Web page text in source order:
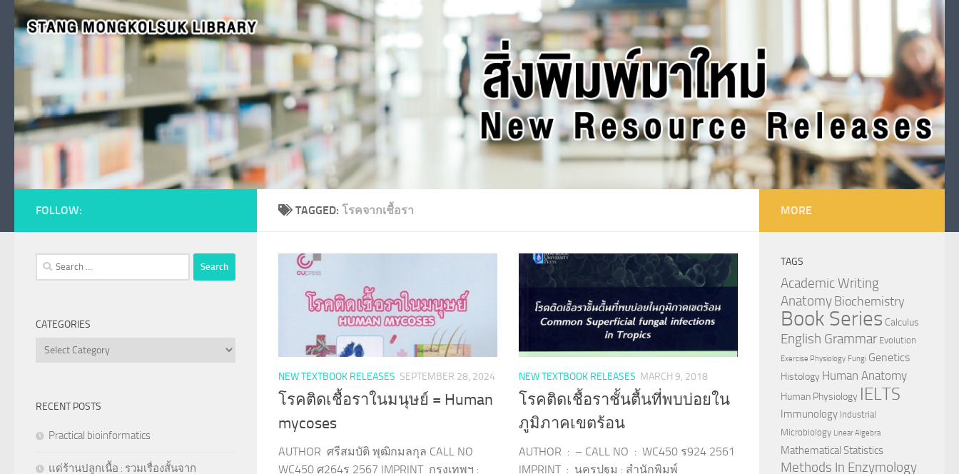
Skip to content
TAGGED: โรคจากเชื้อรา
NEW TEXTBOOK RELEASES SEPTEMBER 28, 2024
โรคติดเชื้อราในมนุษย์ = Human
mycoses
AUTHOR ศรีสมบัติ พุฒิกมลกุล CALL NO
WC450 ศ264ร 2567 IMPRINT กรุงเทพฯ :
NEW TEXTBOOK RELEASES MARCH 9, 2018
โรคติดเชื้อราชั้นตื้นที่พบบ่อยใน
ภูมิภาคเขตร้อน
AUTHOR : – CALL NO : WC450 ร924 2561
IMPRINT : นครปฐม : สำนักพิมพ์
FOLLOW:
Search
for:
CATEGORIES
Categories
RECENT POSTS
Practical bioinformatics
แด่ร้านปลูกเนื้อ : รวมเรื่องสั้นจาก
MORE
TAGS
Academic Writing
AnatomyBiochemistry
Book Series Calculus
English Grammar Evolution
Exercise Physiology Fungi Genetics
Histology Human Anatomy
Human Physiology IELTS
Immunology Industrial
Microbiology Linear Algebra
Mathematical Statistics
Methods In Enzymology